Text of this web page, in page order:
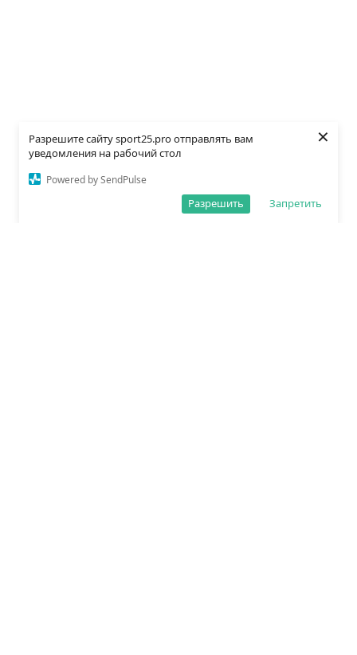
Разрешите сайту sport25.pro отправлять вам
уведомления на рабочий стол
Powered by SendPulse
Запретить
Разрешить
×